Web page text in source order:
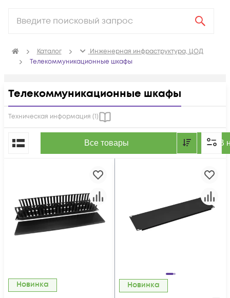
Каталог
Инженерная инфраструктура, ЦОД
Телекоммуникационные шкафы
Телекоммуникационные шкафы
Техническая информация (1)
Все товары В
По популярности
Новинка Новинка